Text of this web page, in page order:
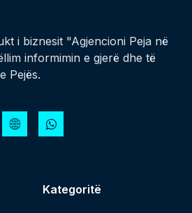
i biznesit "Agjencioni Peja në
informimin e gjerë dhe të
Pejës.
Kategoritë